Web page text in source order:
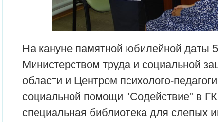
На кануне памятной юбилейной даты 5
Министерством труда и социальной
области и Центром психолого-
социальной помощи "Содействие" в
специальная библиотека для слепых